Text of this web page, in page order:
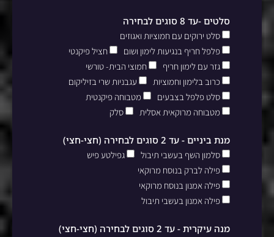
סלטים -עד 8 סוגים לבחירה
סלט ירוקים עם חמוציות ואגוזים
פלפל חריף בנגיעות לימון ושום
חציל פיקנטי
גזר עם לימון חריף
חמוצי הבית- טורשי
כרוב בלימון וחמוציות
עגבניות שרי בזיליקום
סלט פלפל בצבעים
מטבוחה פיקנטית
מטבוחה מרוקאית אסלית
סלק
מנת ביניים - עד 2 סוגים לבחירה (חצי-חצי)
סלמון השף בעשבי תיבול
גפילטע פיש
פילה לברק בנוסח מרוקאי
פילה אמנון בנוסח מרוקאי
פילה אמנון בעשבי תיבול
מנה עיקרית - עד 2 סוגים לבחירה (חצי-חצי)